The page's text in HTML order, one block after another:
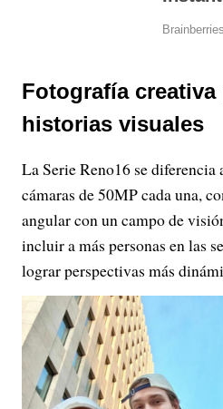
Fotografía creativa
historias visuales
La Serie Reno16 se diferencia
cámaras de 50MP cada una,
angular con un campo de
incluir a más personas en las
lograr perspectivas más